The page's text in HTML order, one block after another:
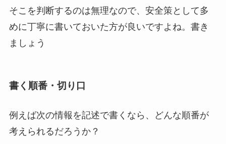
そこを判断するのは無理なので、安全策として多
めに丁寧に書いておいた方が良いですよね。書き
ましょう
書く順番・切り口
例えば次の情報を記述で書くなら、どんな順番が
考えられるだろうか？